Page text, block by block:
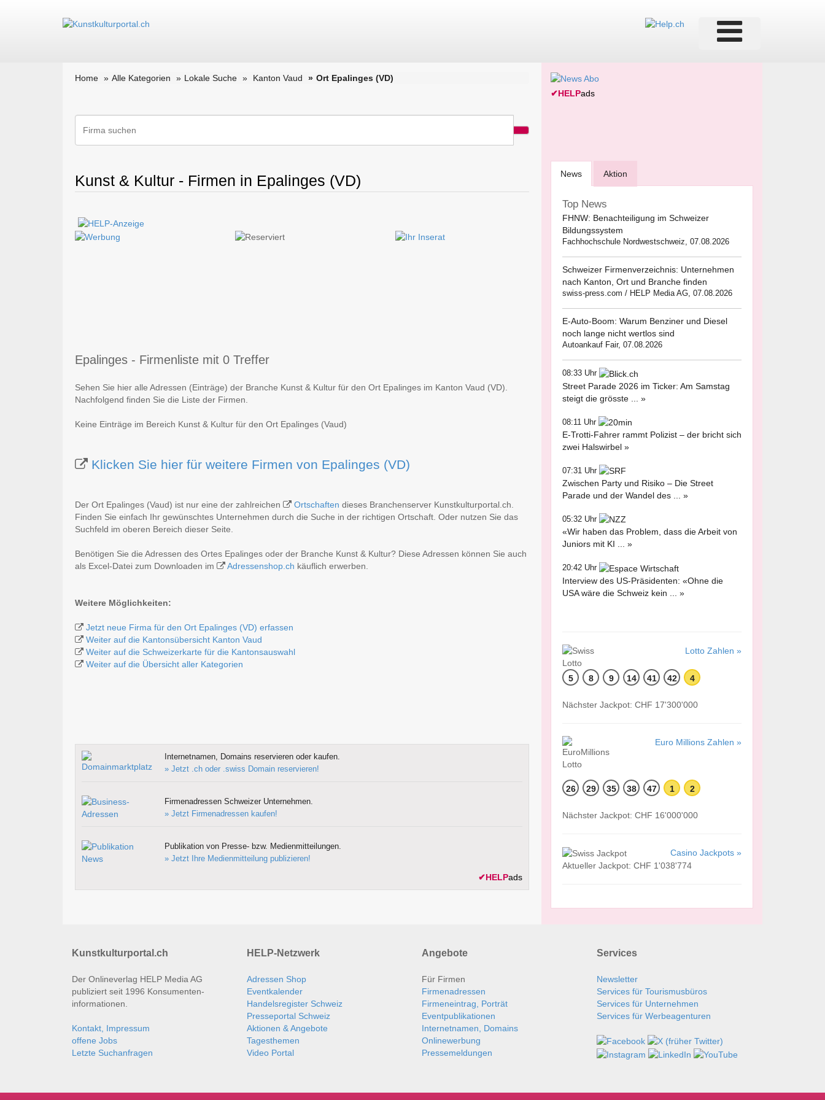
Home Alle Kategorien Lokale Suche Kanton Vaud Ort Epalinges (VD)
Kunst & Kultur - Firmen in Epalinges (VD)
Epalinges - Firmenliste mit 0 Treffer
Sehen Sie hier alle Adressen (Einträge) der Branche Kunst & Kultur für den Ort Epalinges im Kanton Vaud (VD).
Nachfolgend finden Sie die Liste der Firmen.
Keine Einträge im Bereich Kunst & Kultur für den Ort Epalinges (Vaud)
Klicken Sie hier für weitere Firmen von Epalinges (VD)
Der Ort Epalinges (Vaud) ist nur eine der zahlreichen Ortschaften dieses Branchenserver Kunstkulturportal.ch.
Finden Sie einfach Ihr gewünschtes Unternehmen durch die Suche in der richtigen Ortschaft. Oder nutzen Sie das
Suchfeld im oberen Bereich dieser Seite.
Benötigen Sie die Adressen des Ortes Epalinges oder der Branche Kunst & Kultur? Diese Adressen können Sie auch
als Excel-Datei zum Downloaden im
Adressenshop.ch käuflich erwerben.
Weitere Möglichkeiten:
Jetzt neue Firma für den Ort Epalinges (VD) erfassen
Weiter auf die Kantonsübersicht Kanton Vaud
Weiter auf die Schweizerkarte für die Kantonsauswahl
Weiter auf die Übersicht aller Kategorien
Internetnamen, Domains reservieren oder kaufen.
» Jetzt .ch oder .swiss Domain reservieren!
Firmenadressen Schweizer Unternehmen.
» Jetzt Firmenadressen kaufen!
Publikation von Presse- bzw. Medienmitteilungen.
» Jetzt Ihre Medienmitteilung publizieren!
✔HELPads
✔HELPads
News Aktion
Top News
FHNW: Benachteiligung im Schweizer
Bildungssystem
Fachhochschule Nordwestschweiz, 07.08.2026
Schweizer Firmenverzeichnis: Unternehmen
nach Kanton, Ort und Branche finden
swiss-press.com / HELP Media AG, 07.08.2026
E-Auto-Boom: Warum Benziner und Diesel
noch lange nicht wertlos sind
Autoankauf Fair, 07.08.2026
08:33 Uhr
Street Parade 2026 im Ticker: Am Samstag
steigt die grösste ... »
08:11 Uhr
E-Trotti-Fahrer rammt Polizist – der bricht sich
zwei Halswirbel »
07:31 Uhr
Zwischen Party und Risiko – Die Street
Parade und der Wandel des ... »
05:32 Uhr
«Wir haben das Problem, dass die Arbeit von
Juniors mit KI ... »
20:42 Uhr
Interview des US-Präsidenten: «Ohne die
USA wäre die Schweiz kein ... »
Lotto Zahlen »
5 8 9 14 41 42 4
Nächster Jackpot: CHF 17'300'000
Euro Millions Zahlen »
26 29 35 38 47 1 2
Nächster Jackpot: CHF 16'000'000
Casino Jackpots »
Aktueller Jackpot: CHF 1'038'774
Kunstkulturportal.ch
Der Onlineverlag HELP Media AG
publiziert seit 1996 Konsumenten­
informationen.
Kontakt, Impressum
offene Jobs
Letzte Suchanfragen
HELP-Netzwerk
Adressen Shop
Eventkalender
Handelsregister Schweiz
Presseportal Schweiz
Aktionen & Angebote
Tagesthemen
Video Portal
Angebote
Für Firmen
Firmenadressen
Firmeneintrag, Porträt
Eventpublikationen
Internetnamen, Domains
Onlinewerbung
Pressemeldungen
Services
Newsletter
Services für Tourismusbüros
Services für Unternehmen
Services für Werbeagenturen